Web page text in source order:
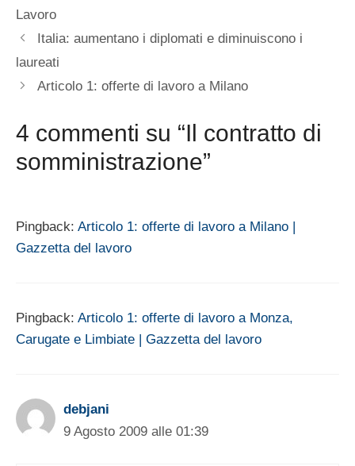
Lavoro
Italia: aumentano i diplomati e diminuiscono i
laureati
Articolo 1: offerte di lavoro a Milano
4 commenti su “Il contratto di
somministrazione”
Pingback: Articolo 1: offerte di lavoro a Milano |
Gazzetta del lavoro
Pingback: Articolo 1: offerte di lavoro a Monza,
Carugate e Limbiate | Gazzetta del lavoro
debjani
9 Agosto 2009 alle 01:39